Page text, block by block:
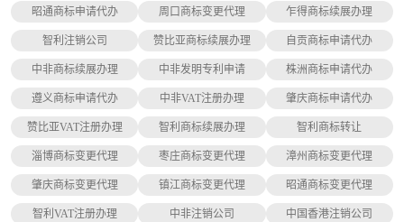
昭通商标申请代办 周口商标变更代理 乍得商标续展办理
智利注销公司 赞比亚商标续展办理 自贡商标申请代办
中非商标续展办理 中非发明专利申请 株洲商标申请代办
遵义商标申请代办 中非VAT注册办理 肇庆商标申请代办
赞比亚VAT注册办理 智利商标续展办理 智利商标转让
淄博商标变更代理 枣庄商标变更代理 漳州商标变更代理
肇庆商标变更代理 镇江商标变更代理 昭通商标变更代理
智利VAT注册办理 中非注销公司 中国香港注销公司